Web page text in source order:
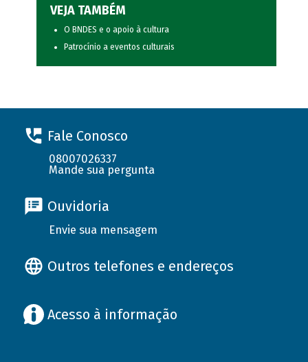
VEJA TAMBÉM
O BNDES e o apoio à cultura
Patrocínio a eventos culturais
Fale Conosco
08007026337
Mande sua pergunta
Ouvidoria
Envie sua mensagem
Outros telefones e endereços
Acesso à informação